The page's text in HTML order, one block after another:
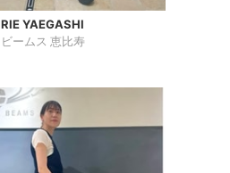
RIE YAEGASHI
ビームス 恵比寿